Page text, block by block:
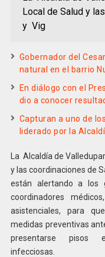
Local de Salud y
y Vig
Gobernador del
natural en el barrio
En diálogo con el
dio a conocer
Capturan a uno de
liderado por la
La Alcaldía de
y las coordinaciones de
están alertando a los
coordinadores
asistenciales, para
medidas preventivas
presentarse pisos
infecciosas.